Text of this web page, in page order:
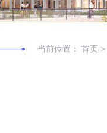
当前位置： 首页 >